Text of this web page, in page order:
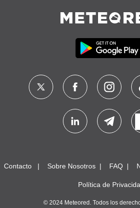
Contacto Sobre Nosotros FAQ
Política de
© 2024 Meteored. Todos los